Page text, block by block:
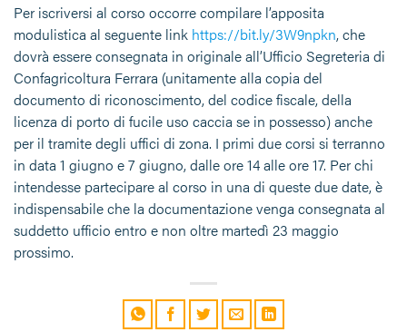
Per iscriversi al corso occorre compilare l’apposita
modulistica al seguente link https://bit.ly/3W9npkn, che
dovrà essere consegnata in originale all’Ufficio Segreteria di
Confagricoltura Ferrara (unitamente alla copia del
documento di riconoscimento, del codice fiscale, della
licenza di porto di fucile uso caccia se in possesso) anche
per il tramite degli uffici di zona. I primi due corsi si terranno
in data 1 giugno e 7 giugno, dalle ore 14 alle ore 17. Per chi
intendesse partecipare al corso in una di queste due date, è
indispensabile che la documentazione venga consegnata al
suddetto ufficio entro e non oltre martedì 23 maggio
prossimo.